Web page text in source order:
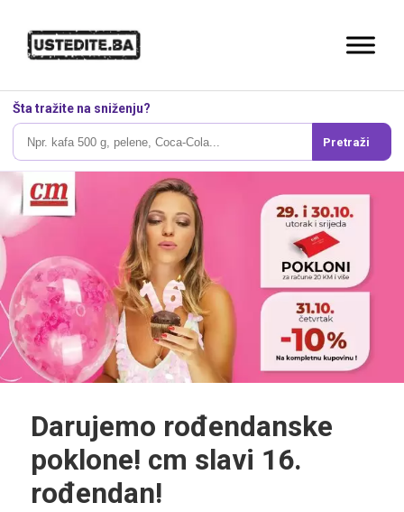
Šta tražite na sniženju?
Pretraži
Darujemo rođendanske
poklone! cm slavi 16.
rođendan!